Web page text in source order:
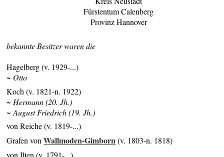
Fürstentum Calenberg
Provinz Hannover
bekannte Besitzer waren die
Hagelberg (v. 1929-...)
~ Otto
Koch (v. 1821-n. 1922)
~ Hermann (20. Jh.)
~ August Friedrich (19. Jh.)
von Reiche (v. 1819-...)
Grafen vonWallmoden-Gimborn(v. 1803-n. 1818)
von Ilten (v. 1791-...)